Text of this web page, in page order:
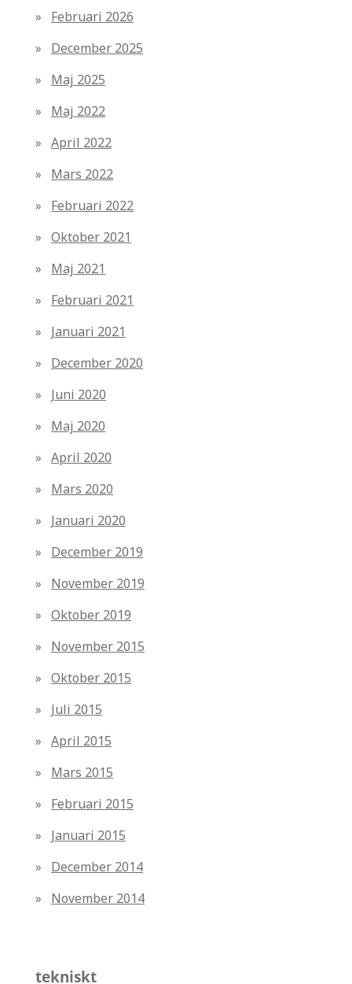
Februari 2026
December 2025
Maj 2025
Maj 2022
April 2022
Mars 2022
Februari 2022
Oktober 2021
Maj 2021
Februari 2021
Januari 2021
December 2020
Juni 2020
Maj 2020
April 2020
Mars 2020
Januari 2020
December 2019
November 2019
Oktober 2019
November 2015
Oktober 2015
Juli 2015
April 2015
Mars 2015
Februari 2015
Januari 2015
December 2014
November 2014
tekniskt